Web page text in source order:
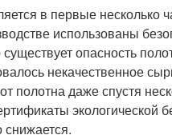
в первые несколько
использованы
опасность
некачественное
полотна даже спустя
экологической
снижается.